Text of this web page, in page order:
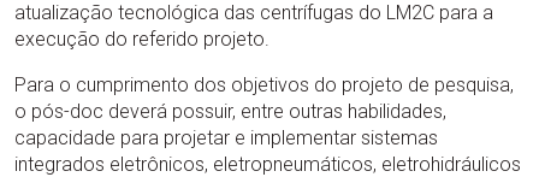
atualização tecnológica das centrífugas do LM2C para a
execução do referido projeto.
Para o cumprimento dos objetivos do projeto de pesquisa,
o pós-doc deverá possuir, entre outras habilidades,
capacidade para projetar e implementar sistemas
integrados eletrônicos, eletropneumáticos, eletrohidráulicos